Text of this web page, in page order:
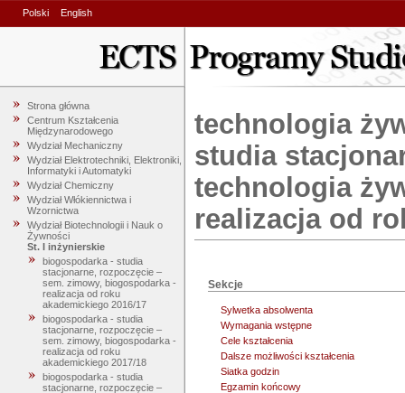
Polski English
Strona główna
Centrum Kształcenia
Międzynarodowego
Wydział Mechaniczny
Wydział Elektrotechniki, Elektroniki,
Informatyki i Automatyki
Wydział Chemiczny
Wydział Włókiennictwa i
Wzornictwa
Wydział Biotechnologii i Nauk o
Żywności
St. I inżynierskie
biogospodarka - studia
stacjonarne, rozpoczęcie –
sem. zimowy, biogospodarka -
realizacja od roku
akademickiego 2016/17
biogospodarka - studia
stacjonarne, rozpoczęcie –
sem. zimowy, biogospodarka -
realizacja od roku
akademickiego 2017/18
biogospodarka - studia
stacjonarne, rozpoczęcie –
technologia
studia
technologia
realizacja od
Sekcje
Sylwetka absolwenta
Wymagania wstępne
Cele kształcenia
Dalsze możliwości kształcenia
Siatka godzin
Egzamin końcowy